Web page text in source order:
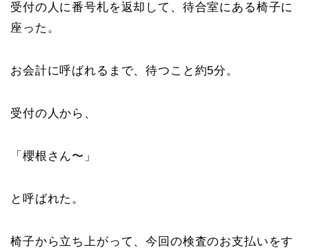
受付の人に番号札を返却して、待合室にある椅子に
座った。
お会計に呼ばれるまで、待つこと約5分。
受付の人から、
「櫻根さん〜」
と呼ばれた。
椅子から立ち上がって、今回の検査のお支払いをす